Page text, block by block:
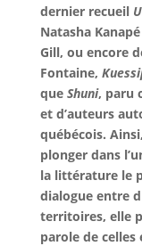
dernier recueil
Natasha
Gill, ou encore
Fontaine,
que Shuni, paru
et d’auteurs
québécois.
plonger dans
la littérature le
dialogue entre
territoires, elle
parole de